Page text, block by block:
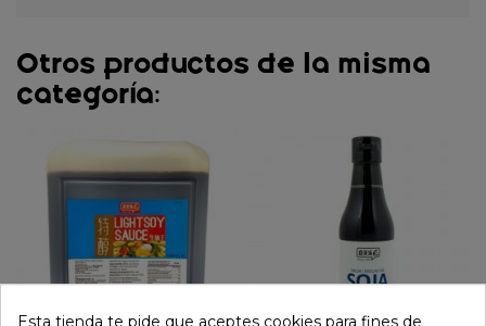
Otros productos de la misma
categoría:
Esta tienda te pide que aceptes cookies para fines de